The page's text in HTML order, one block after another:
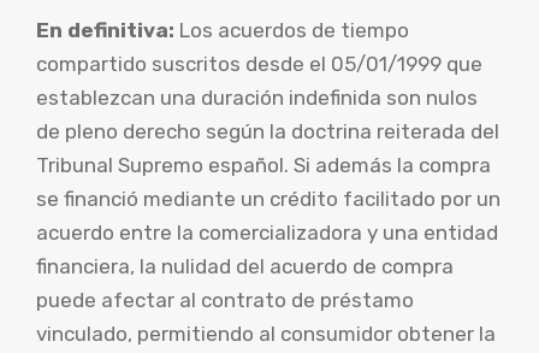
En definitiva: Los acuerdos de tiempo
compartido suscritos desde el 05/01/1999 que
establezcan una duración indefinida son nulos
de pleno derecho según la doctrina reiterada del
Tribunal Supremo español. Si además la compra
se financió mediante un crédito facilitado por un
acuerdo entre la comercializadora y una entidad
financiera, la nulidad del acuerdo de compra
puede afectar al contrato de préstamo
vinculado, permitiendo al consumidor obtener la